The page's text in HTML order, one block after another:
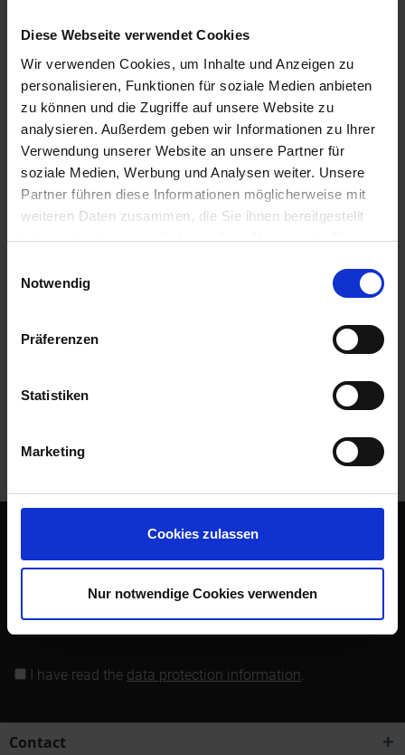
Diese Webseite verwendet Cookies
Wir verwenden Cookies, um Inhalte und Anzeigen zu
personalisieren, Funktionen für soziale Medien anbieten
zu können und die Zugriffe auf unsere Website zu
analysieren. Außerdem geben wir Informationen zu Ihrer
Verwendung unserer Website an unsere Partner für
soziale Medien, Werbung und Analysen weiter. Unsere
Partner führen diese Informationen möglicherweise mit
weiteren Daten zusammen, die Sie ihnen bereitgestellt
haben oder die sie im Rahmen Ihrer Nutzung der Dienste
Cookies, wenn Sie unsere Webseite weiterhin nutzen.
Notwendig
Präferenzen
Statistiken
Marketing
Cookies zulassen
Nur notwendige Cookies verwenden
€25.75
Ready to ship today, Delivery time appr. 2-4 workdays within
Germany
Add to shopping cart
Remember Comment
part no.: 1611363
Blue-purple. Left side. High quality replacement sticker. No
Evaluations
longer miss any offers or news of Siebenrock.
Subscribe to newsletter
I have read the data protection information.
Contact